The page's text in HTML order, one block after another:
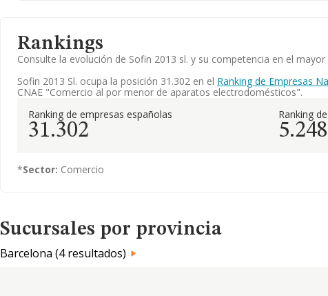
Rankings
Consulte la evolución de Sofin 2013 sl. y su competencia en el mayor
Sofin 2013 Sl. ocupa la posición 31.302 en el Ranking de Empresas
CNAE "Comercio al por menor de aparatos electrodomésticos".
Ranking de empresas españolas
31.302
Ranking
5.248
*Sector: Comercio
Sucursales por provincia
Barcelona (4 resultados)